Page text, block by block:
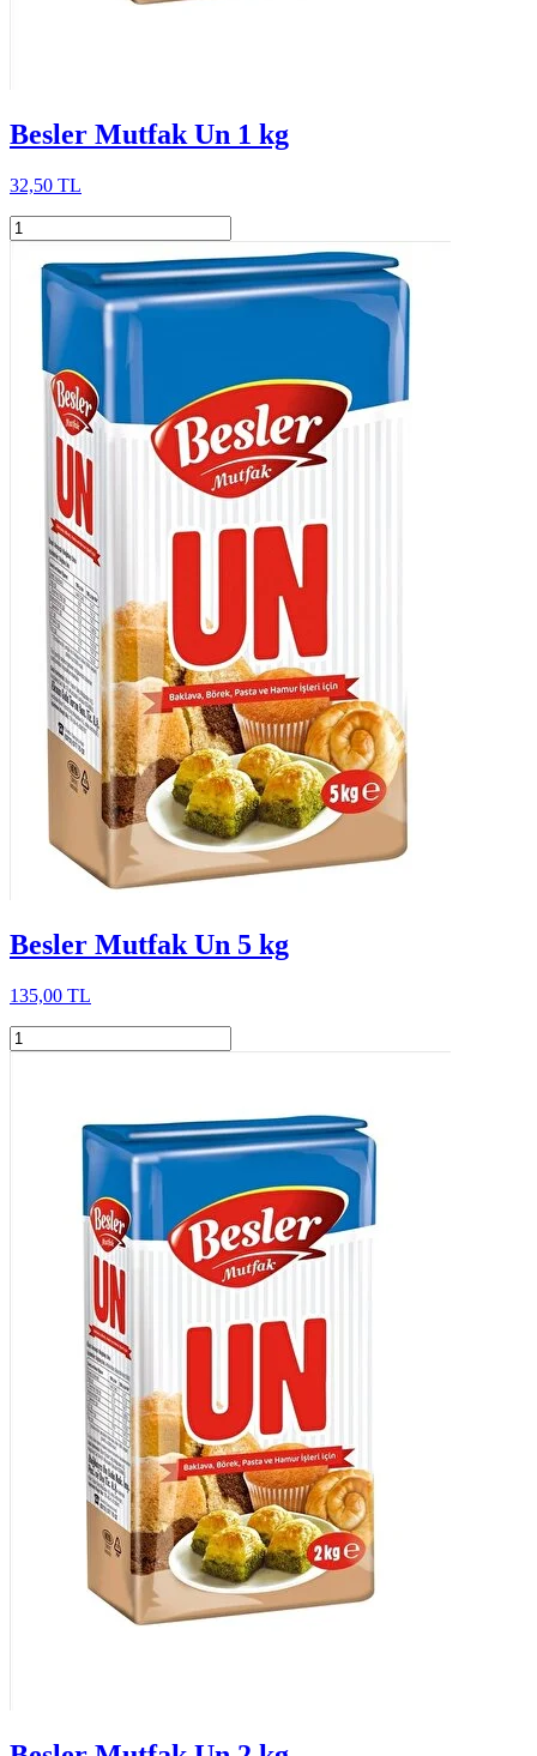
Besler Mutfak Un 1 kg
32,50 TL
Besler Mutfak Un 5 kg
135,00 TL